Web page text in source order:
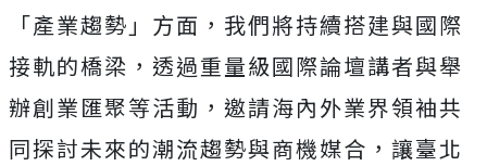
「產業趨勢」方面，我們將持續搭建與國際
接軌的橋梁，透過重量級國際論壇講者與舉
辦創業匯聚等活動，邀請海內外業界領袖共
同探討未來的潮流趨勢與商機媒合，讓臺北